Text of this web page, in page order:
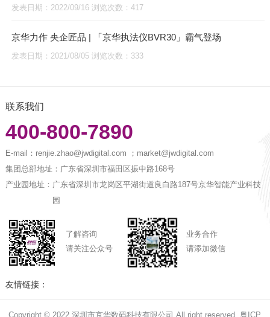
发表日期：2022/09/16 浏览次数：417
京华力作 央企匠品 | 「京华执法仪BVR30」霸气登场
发表日期：2021/08/05 浏览次数：333
联系我们
400-800-7890
E-mail： renjie.zhao@jwdigital.com ；market@jwdigital.com
集团总部地址： 广东省深圳市福田区振中路168号
产业园地址： 广东省深圳市龙岗区平湖街道良白路187号京华智能产业科技
园
了解咨询
请关注公众号
业务合作
请添加微信
友情链接：
Copyright © 2022 深圳市京华数码科技有限公司 All right reserved粤ICP